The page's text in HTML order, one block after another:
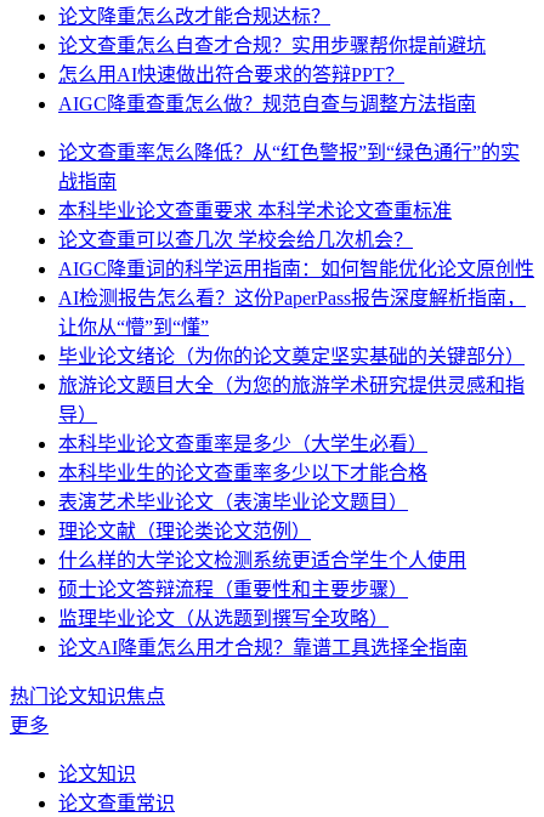
论文降重怎么改才能合规达标？
论文查重怎么自查才合规？实用步骤帮你提前避坑
怎么用AI快速做出符合要求的答辩PPT？
AIGC降重查重怎么做？规范自查与调整方法指南
论文查重率怎么降低？从“红色警报”到“绿色通行”的实
战指南
本科毕业论文查重要求 本科学术论文查重标准
论文查重可以查几次 学校会给几次机会？
AIGC降重词的科学运用指南：如何智能优化论文原创性
AI检测报告怎么看？这份PaperPass报告深度解析指南，
让你从“懵”到“懂”
毕业论文绪论（为你的论文奠定坚实基础的关键部分）
旅游论文题目大全（为您的旅游学术研究提供灵感和指
导）
本科毕业论文查重率是多少（大学生必看）
本科毕业生的论文查重率多少以下才能合格
表演艺术毕业论文（表演毕业论文题目）
理论文献（理论类论文范例）
什么样的大学论文检测系统更适合学生个人使用
硕士论文答辩流程（重要性和主要步骤）
监理毕业论文（从选题到撰写全攻略）
论文AI降重怎么用才合规？靠谱工具选择全指南
热门论文知识焦点
更多
论文知识
论文查重常识